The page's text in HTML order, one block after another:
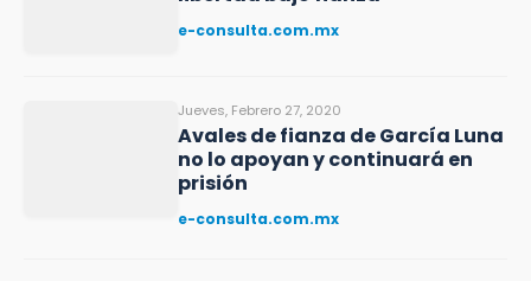
e-consulta.com.mx
Jueves, Febrero 27, 2020
Avales de fianza de García Luna
no lo apoyan y continuará en
prisión
e-consulta.com.mx